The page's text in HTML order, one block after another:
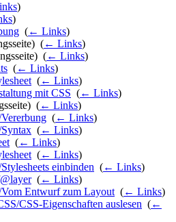
)
)
(← Links)
(← Links)
(← Links)
(← Links)
(← Links)
mit CSS (← Links)
(← Links)
(← Links)
(← Links)
(← Links)
(← Links)
einbinden (← Links)
‎ (← Links)
Entwurf zum Layout (← Links)
CSS-Eigenschaften auslesen (←